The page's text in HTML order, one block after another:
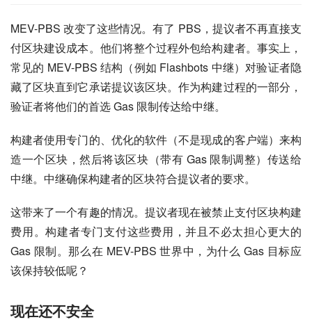
MEV-PBS 改变了这些情况。有了 PBS，提议者不再直接支
付区块建设成本。他们将整个过程外包给构建者。事实上，
常见的 MEV-PBS 结构（例如 Flashbots 中继）对验证者隐
藏了区块直到它承诺提议该区块。作为构建过程的一部分，
验证者将他们的首选 Gas 限制传达给中继。
构建者使用专门的、优化的软件（不是现成的客户端）来构
造一个区块，然后将该区块（带有 Gas 限制调整）传送给
中继。中继确保构建者的区块符合提议者的要求。
这带来了一个有趣的情况。提议者现在被禁止支付区块构建
费用。构建者专门支付这些费用，并且不必太担心更大的
Gas 限制。那么在 MEV-PBS 世界中，为什么 Gas 目标应
该保持较低呢？
现在还不安全